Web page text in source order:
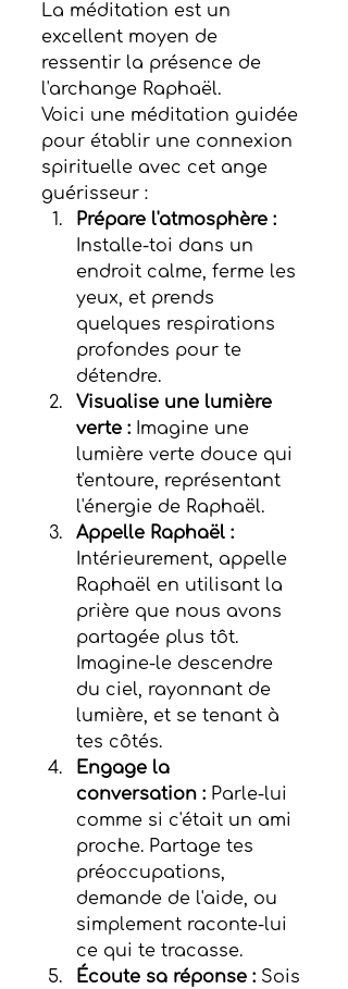
La méditation est un
excellent moyen de
ressentir la présence de
l'archange Raphaël.
Voici une méditation guidée
pour établir une connexion
spirituelle avec cet ange
guérisseur :
Prépare l'atmosphère :
Installe-toi dans un
endroit calme, ferme les
yeux, et prends
quelques respirations
profondes pour te
détendre.
Visualise une lumière
verte : Imagine une
lumière verte douce qui
t'entoure, représentant
l'énergie de Raphaël.
Appelle Raphaël :
Intérieurement, appelle
Raphaël en utilisant la
prière que nous avons
partagée plus tôt.
Imagine-le descendre
du ciel, rayonnant de
lumière, et se tenant à
tes côtés.
Engage la
conversation : Parle-lui
comme si c'était un ami
proche. Partage tes
préoccupations,
demande de l'aide, ou
simplement raconte-lui
ce qui te tracasse.
Écoute sa réponse : Sois